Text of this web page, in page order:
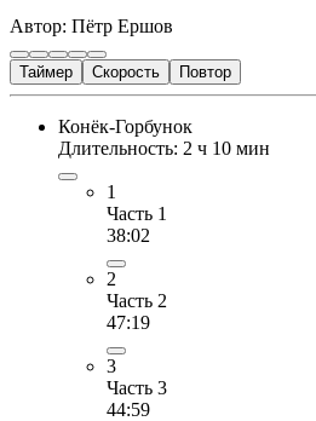
Автор: Пётр Ершов
Таймер Скорость Повтор
Конёк-Горбунок
Длительность: 2 ч 10 мин
1
Часть 1
38:02
2
Часть 2
47:19
3
Часть 3
44:59